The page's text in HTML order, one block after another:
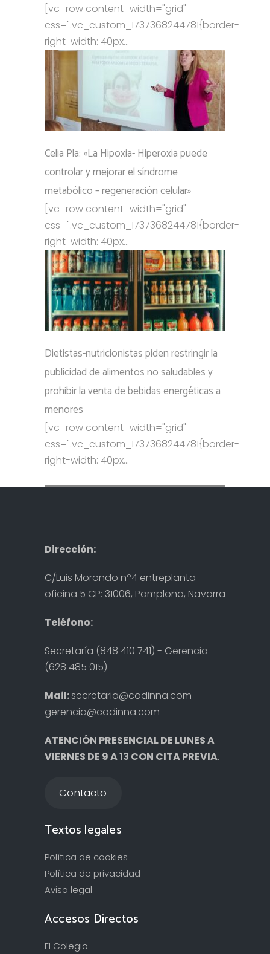
[vc_row content_width="grid"
css=".vc_custom_1737368244781{border-
right-width: 40px...
Celia Pla: «La Hipoxia- Hiperoxia puede
controlar y mejorar el síndrome
metabólico – regeneración celular»
[vc_row content_width="grid"
css=".vc_custom_1737368244781{border-
right-width: 40px...
Dietistas-nutricionistas piden restringir la
publicidad de alimentos no saludables y
prohibir la venta de bebidas energéticas a
menores
[vc_row content_width="grid"
css=".vc_custom_1737368244781{border-
right-width: 40px...
Dirección:
C/Luis Morondo nº4 entreplanta
oficina 5 CP: 31006, Pamplona, Navarra
Teléfono:
Secretaría (848 410 741) - Gerencia
(628 485 015)
Mail:secretaria@codinna.com
gerencia@codinna.com
ATENCIÓN PRESENCIAL DE LUNES A
VIERNES DE 9 A 13 CON CITA PREVIA.
Contacto
Textos legales
Política de cookies
Política de privacidad
Aviso legal
Accesos Directos
El Colegio